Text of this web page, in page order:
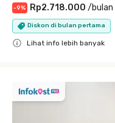
-9% Rp2.718.000 /bulan
Diskon di bulan pertama
Lihat info lebih banyak